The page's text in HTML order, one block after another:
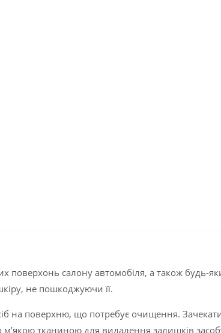
поверхонь салону автомобіля, а також будь-
не пошкоджуючи її.
на поверхню, що потребує очищення.
м’якою тканиною для видалення залишків